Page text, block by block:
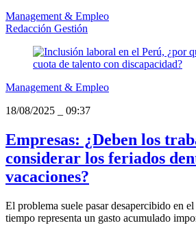
Management & Empleo
Redacción Gestión
Management & Empleo
18/08/2025
09:37
Empresas: ¿Deben los
considerar los feriados
vacaciones?
El problema suele pasar desapercibido en
tiempo representa un gasto acumulado